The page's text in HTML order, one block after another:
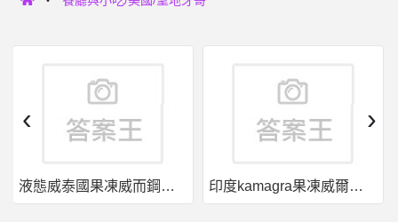
液態威泰國果凍威而鋼哪裡買 印度kamagra果凍威爾剛用於治療男性勃起功能障礙
‹ ›